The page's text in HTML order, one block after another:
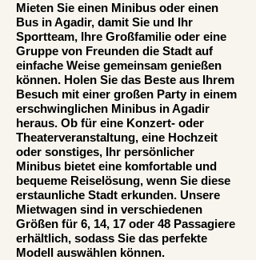
Mieten Sie einen Minibus oder einen
Bus in Agadir, damit Sie und Ihr
Sportteam, Ihre Großfamilie oder eine
Gruppe von Freunden die Stadt auf
einfache Weise gemeinsam genießen
können. Holen Sie das Beste aus Ihrem
Besuch mit einer großen Party in einem
erschwinglichen Minibus in Agadir
heraus. Ob für eine Konzert- oder
Theaterveranstaltung, eine Hochzeit
oder sonstiges, Ihr persönlicher
Minibus bietet eine komfortable und
bequeme Reiselösung, wenn Sie diese
erstaunliche Stadt erkunden. Unsere
Mietwagen sind in verschiedenen
Größen für 6, 14, 17 oder 48 Passagiere
erhältlich, sodass Sie das perfekte
Modell auswählen können.